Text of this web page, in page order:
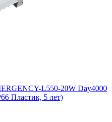
L550-20W Day4000
Пластик, 5 лет)